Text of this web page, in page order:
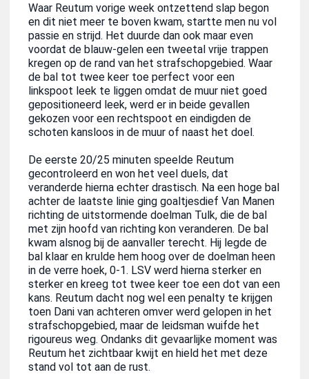
Waar Reutum vorige week ontzettend slap begon
en dit niet meer te boven kwam, startte men nu vol
passie en strijd. Het duurde dan ook maar even
voordat de blauw-gelen een tweetal vrije trappen
kregen op de rand van het strafschopgebied. Waar
de bal tot twee keer toe perfect voor een
linkspoot leek te liggen omdat de muur niet goed
gepositioneerd leek, werd er in beide gevallen
gekozen voor een rechtspoot en eindigden de
schoten kansloos in de muur of naast het doel.
De eerste 20/25 minuten speelde Reutum
gecontroleerd en won het veel duels, dat
veranderde hierna echter drastisch. Na een hoge bal
achter de laatste linie ging goaltjesdief Van Manen
richting de uitstormende doelman Tulk, die de bal
met zijn hoofd van richting kon veranderen. De bal
kwam alsnog bij de aanvaller terecht. Hij legde de
bal klaar en krulde hem hoog over de doelman heen
in de verre hoek, 0-1. LSV werd hierna sterker en
sterker en kreeg tot twee keer toe een dot van een
kans. Reutum dacht nog wel een penalty te krijgen
toen Dani van achteren omver werd gelopen in het
strafschopgebied, maar de leidsman wuifde het
rigoureus weg. Ondanks dit gevaarlijke moment was
Reutum het zichtbaar kwijt en hield het met deze
stand vol tot aan de rust.